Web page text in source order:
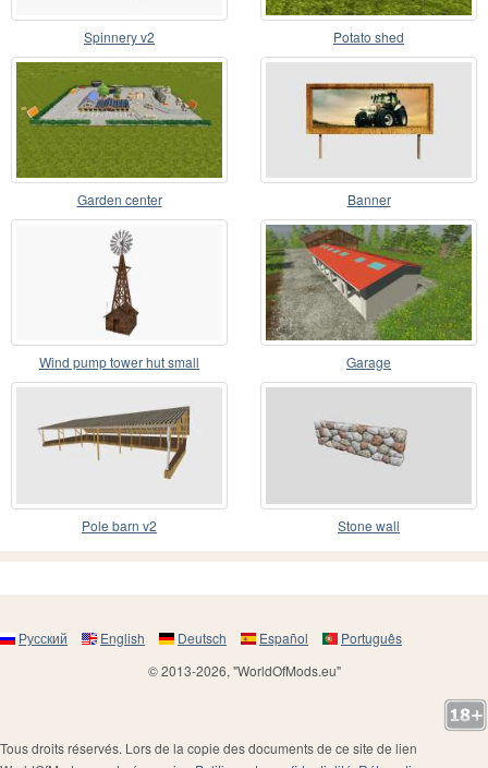
Spinnery v2 Potato shed
Garden center Banner
Wind pump tower hut small Garage
Pole barn v2 Stone wall
Русский English Deutsch Español
Português
© 2013-2026, "WorldOfMods.eu"
Tous droits réservés. Lors de la copie des documents de ce site de lien